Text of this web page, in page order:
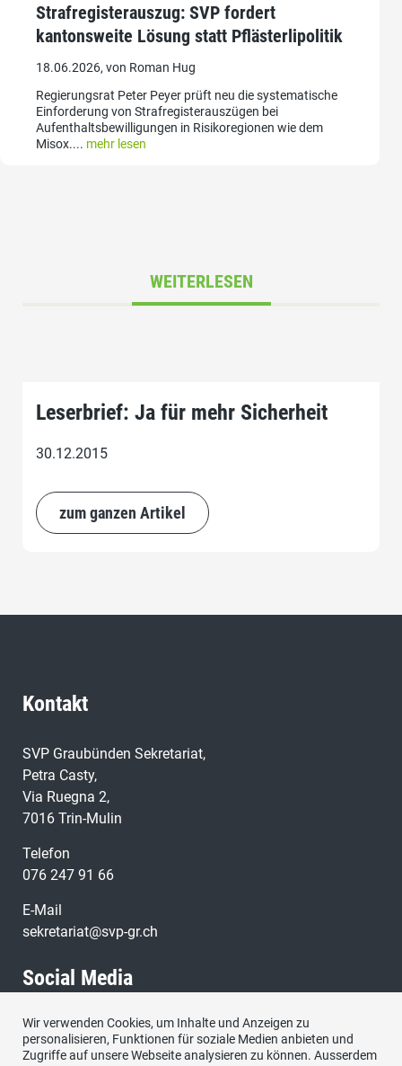
Strafregisterauszug: SVP fordert
kantonsweite Lösung statt Pflästerlipolitik
18.06.2026, von Roman Hug
Regierungsrat Peter Peyer prüft neu die systematische
Einforderung von Strafregisterauszügen bei
Aufenthaltsbewilligungen in Risikoregionen wie dem
Misox.... mehr lesen
WEITERLESEN
Leserbrief: Ja für mehr Sicherheit
30.12.2015
zum ganzen Artikel
Kontakt
SVP Graubünden Sekretariat,
Petra Casty,
Via Ruegna 2,
7016 Trin-Mulin
Telefon
076 247 91 66
E-Mail
sekretariat@svp-gr.ch
Social Media
Besuchen Sie uns bei:
Wir verwenden Cookies, um Inhalte und Anzeigen zu
personalisieren, Funktionen für soziale Medien anbieten und
Zugriffe auf unsere Webseite analysieren zu können. Ausserdem